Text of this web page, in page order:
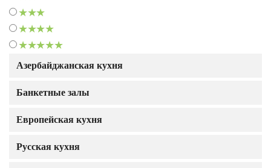
Азербайджанская кухня
Банкетные залы
Европейская кухня
Русская кухня